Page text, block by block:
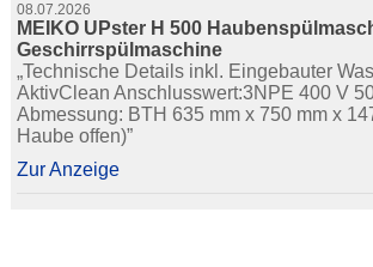
08.07.2026
MEIKO UPster H 500
Geschirrspülmaschine
„Technische Details inkl. Eingebauter
AktivClean Anschlusswert:3NPE 400 V
Abmessung: BTH 635 mm x 750 mm x
Haube offen)”
Zur Anzeige